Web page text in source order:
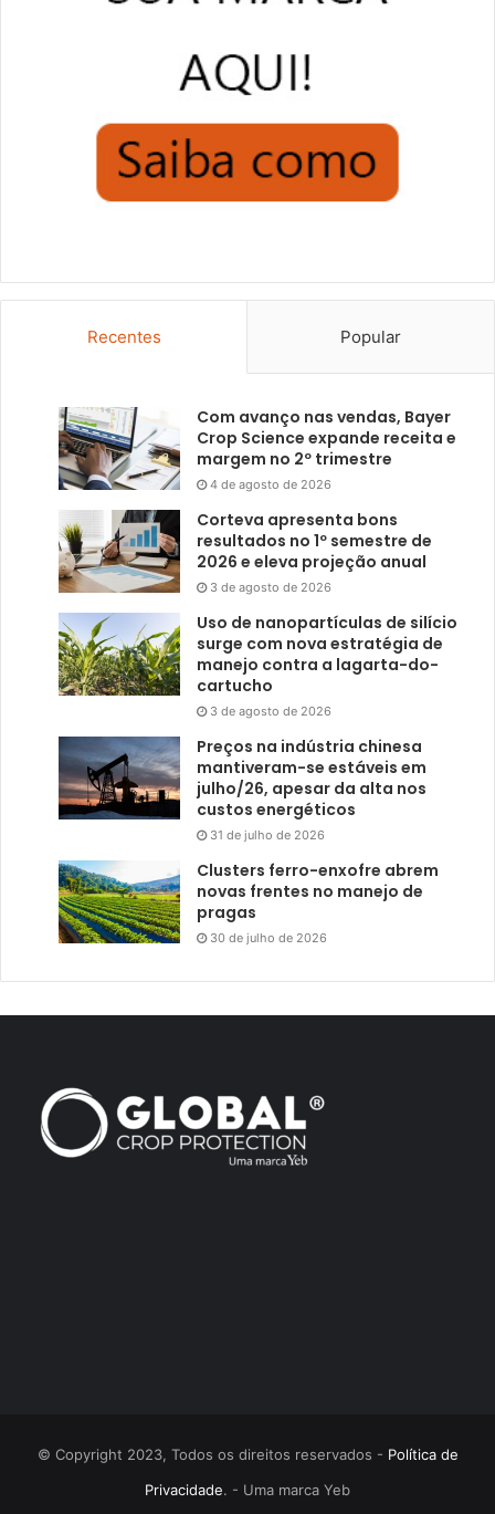
Recentes Popular
Com avanço nas vendas, Bayer
Crop Science expande receita e
margem no 2º trimestre
4 de agosto de 2026
Corteva apresenta bons
resultados no 1º semestre de
2026 e eleva projeção anual
3 de agosto de 2026
Uso de nanopartículas de silício
surge com nova estratégia de
manejo contra a lagarta-do-
cartucho
3 de agosto de 2026
Preços na indústria chinesa
mantiveram-se estáveis em
julho/26, apesar da alta nos
custos energéticos
31 de julho de 2026
Clusters ferro-enxofre abrem
novas frentes no manejo de
pragas
30 de julho de 2026
© Copyright 2023, Todos os direitos reservados - Política de
Privacidade. - Uma marca Yeb